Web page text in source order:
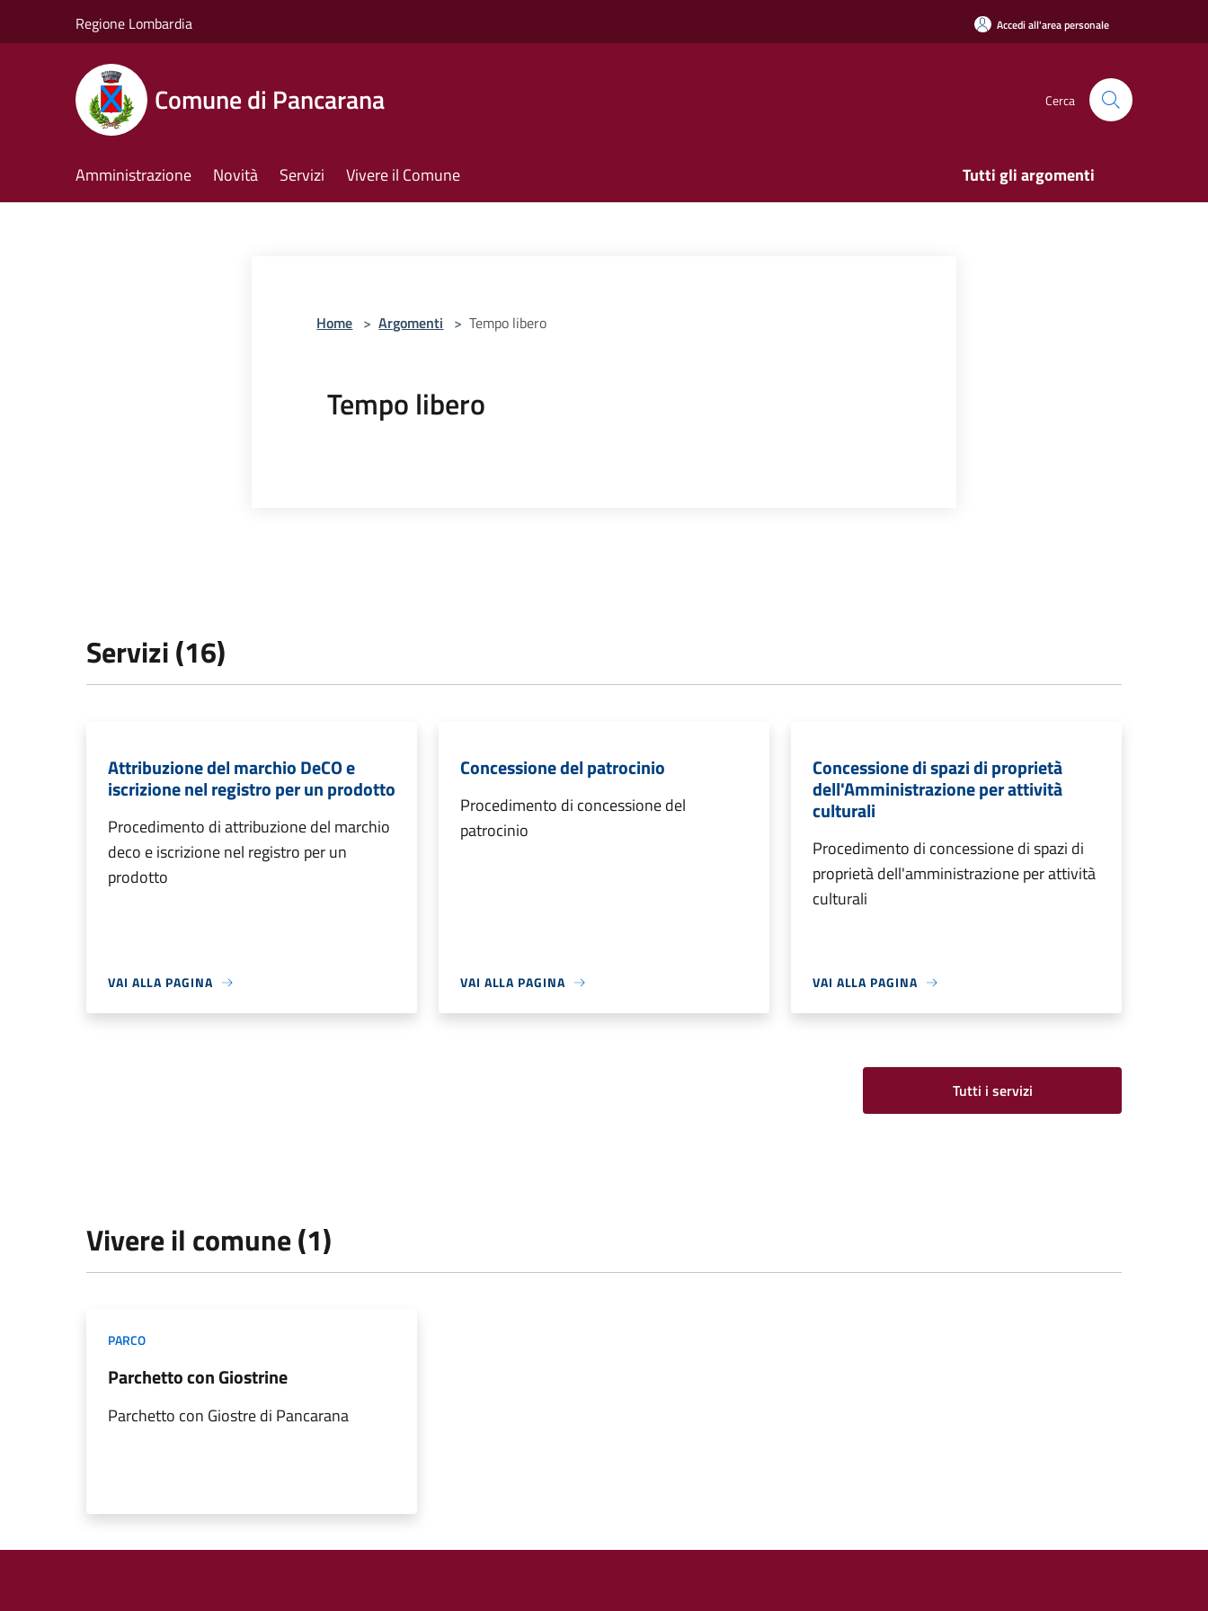
Regione Lombardia Accedi all'area personale
Comune di Pancarana Cerca
Amministrazione Novità Servizi Vivere il Comune Tutti gli argomenti
Home > Argomenti > Tempo libero
Tempo libero
Servizi (16)
Attribuzione del marchio DeCO e
iscrizione nel registro per un prodotto
Procedimento di attribuzione del marchio
deco e iscrizione nel registro per un
prodotto
VAI ALLA PAGINA
Concessione del patrocinio
Procedimento di concessione del
patrocinio
VAI ALLA PAGINA
Concessione di spazi di proprietà
dell'Amministrazione per attività
culturali
Procedimento di concessione di spazi di
proprietà dell'amministrazione per attività
culturali
VAI ALLA PAGINA
Tutti i servizi
Vivere il comune (1)
PARCO
Parchetto con Giostrine
Parchetto con Giostre di Pancarana